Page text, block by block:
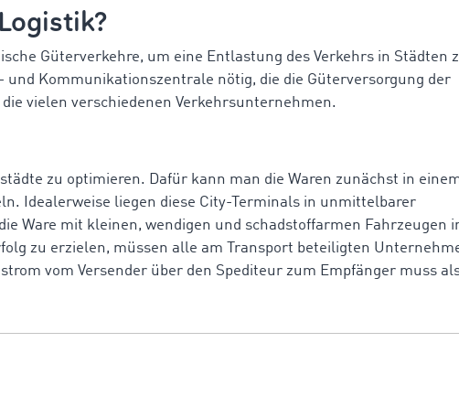
Güterverkehre, um eine Entlastung des Verkehrs in Städten
und Kommunikationszentrale nötig, die die Güterversorgung der
vielen verschiedenen Verkehrsunternehmen.
zu optimieren. Dafür kann man die Waren zunächst in
Idealerweise liegen diese City-Terminals in unmittelbarer
Ware mit kleinen, wendigen und schadstoffarmen Fahrzeugen
zu erzielen, müssen alle am Transport beteiligten
vom Versender über den Spediteur zum Empfänger muss